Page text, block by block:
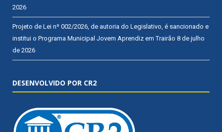
2026
Projeto de Lei nº 002/2026, de autoria do Legislativo, é sancionado e
institui o Programa Municipal Jovem Aprendiz em Trairão 8 de julho
de 2026
DESENVOLVIDO POR CR2